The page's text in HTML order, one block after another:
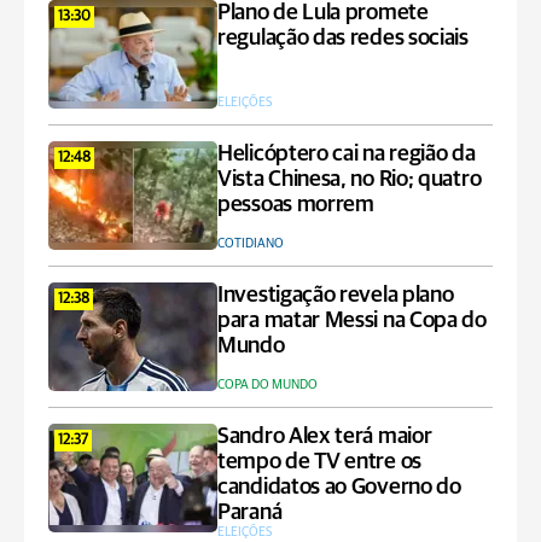
13:30
Plano de Lula promete
regulação das redes sociais
ELEIÇÕES
12:48
Helicóptero cai na região da
Vista Chinesa, no Rio; quatro
pessoas morrem
COTIDIANO
12:38
Investigação revela plano
para matar Messi na Copa do
Mundo
COPA DO MUNDO
12:37
Sandro Alex terá maior
tempo de TV entre os
candidatos ao Governo do
Paraná
ELEIÇÕES